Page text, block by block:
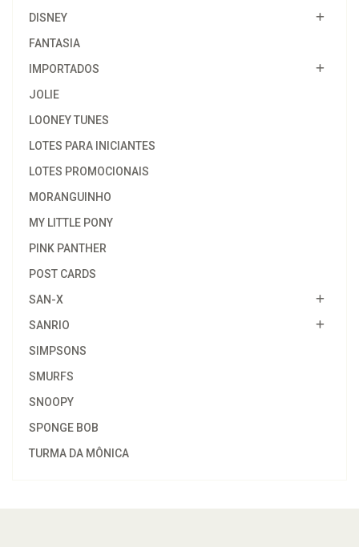
DISNEY
FANTASIA
IMPORTADOS
JOLIE
LOONEY TUNES
LOTES PARA INICIANTES
LOTES PROMOCIONAIS
MORANGUINHO
MY LITTLE PONY
PINK PANTHER
POST CARDS
SAN-X
SANRIO
SIMPSONS
SMURFS
SNOOPY
SPONGE BOB
TURMA DA MÔNICA